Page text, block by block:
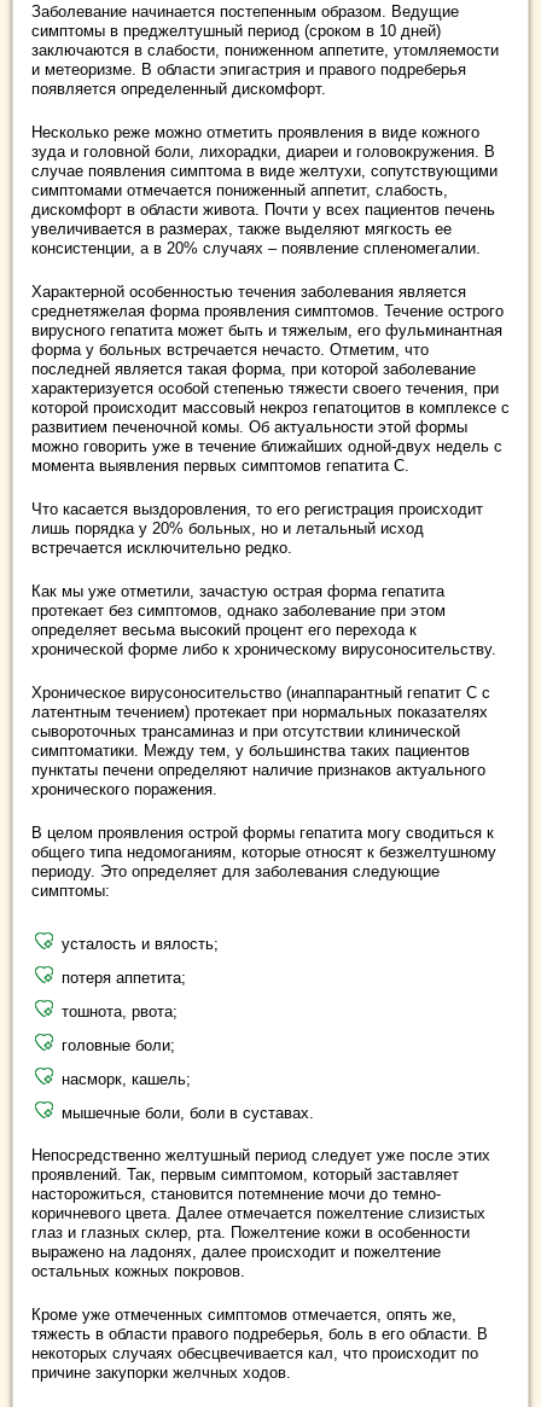
Заболевание начинается постепенным образом. Ведущие
симптомы в преджелтушный период (сроком в 10 дней)
заключаются в слабости, пониженном аппетите, утомляемости
и метеоризме. В области эпигастрия и правого подреберья
появляется определенный дискомфорт.
Несколько реже можно отметить проявления в виде кожного
зуда и головной боли, лихорадки, диареи и головокружения. В
случае появления симптома в виде желтухи, сопутствующими
симптомами отмечается пониженный аппетит, слабость,
дискомфорт в области живота. Почти у всех пациентов печень
увеличивается в размерах, также выделяют мягкость ее
консистенции, а в 20% случаях – появление спленомегалии.
Характерной особенностью течения заболевания является
среднетяжелая форма проявления симптомов. Течение острого
вирусного гепатита может быть и тяжелым, его фульминантная
форма у больных встречается нечасто. Отметим, что
последней является такая форма, при которой заболевание
характеризуется особой степенью тяжести своего течения, при
которой происходит массовый некроз гепатоцитов в комплексе с
развитием печеночной комы. Об актуальности этой формы
можно говорить уже в течение ближайших одной-двух недель с
момента выявления первых симптомов гепатита С.
Что касается выздоровления, то его регистрация происходит
лишь порядка у 20% больных, но и летальный исход
встречается исключительно редко.
Как мы уже отметили, зачастую острая форма гепатита
протекает без симптомов, однако заболевание при этом
определяет весьма высокий процент его перехода к
хронической форме либо к хроническому вирусоносительству.
Хроническое вирусоносительство (инаппарантный гепатит С с
латентным течением) протекает при нормальных показателях
сывороточных трансаминаз и при отсутствии клинической
симптоматики. Между тем, у большинства таких пациентов
пунктаты печени определяют наличие признаков актуального
хронического поражения.
В целом проявления острой формы гепатита могу сводиться к
общего типа недомоганиям, которые относят к безжелтушному
периоду. Это определяет для заболевания следующие
симптомы:
усталость и вялость;
потеря аппетита;
тошнота, рвота;
головные боли;
насморк, кашель;
мышечные боли, боли в суставах.
Непосредственно желтушный период следует уже после этих
проявлений. Так, первым симптомом, который заставляет
насторожиться, становится потемнение мочи до темно-
коричневого цвета. Далее отмечается пожелтение слизистых
глаз и глазных склер, рта. Пожелтение кожи в особенности
выражено на ладонях, далее происходит и пожелтение
остальных кожных покровов.
Кроме уже отмеченных симптомов отмечается, опять же,
тяжесть в области правого подреберья, боль в его области. В
некоторых случаях обесцвечивается кал, что происходит по
причине закупорки желчных ходов.